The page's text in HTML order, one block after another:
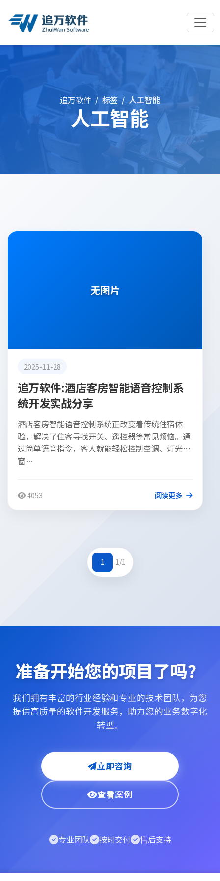
追万软件 标签 人工智能
人工智能
无图片
2025-11-28
追万软件:酒店客房智能语音控制系
统开发实战分享
酒店客房智能语音控制系统正改变着传统住宿体
验，解决了住客寻找开关、遥控器等常见烦恼。通
过简单语音指令，客人就能轻松控制空调、灯光、
窗…
4053 阅读更多
1 1/1
准备开始您的项目了吗？
我们拥有丰富的行业经验和专业的技术团队，为您
提供高质量的软件开发服务，助力您的业务数字化
转型。
立即咨询
查看案例
专业团队 按时交付 售后支持